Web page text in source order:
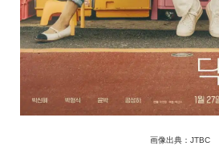
画像出典：JTBC